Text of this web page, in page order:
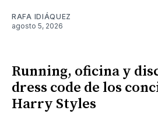
RAFA IDIÁQUEZ
agosto 5, 2026
Running, oficina y
dress code de los
Harry Styles